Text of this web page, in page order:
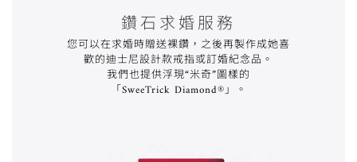
鑽石求婚服務
您可以在求婚時贈送裸鑽， 之後再製作成她喜
歡的迪士尼設計款戒指或訂婚紀念品。
我們也提供浮現“米奇”圖樣的
「SweeTrick Diamond®」。